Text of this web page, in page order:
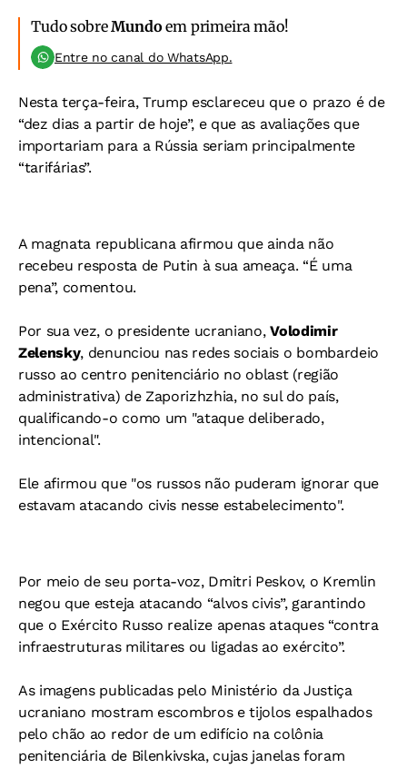
Tudo sobreMundo em primeira mão!
Entre no canal do WhatsApp.
Nesta terça-feira, Trump esclareceu que o prazo é de
“dez dias a partir de hoje”, e que as avaliações que
importariam para a Rússia seriam principalmente
“tarifárias”.
A magnata republicana afirmou que ainda não
recebeu resposta de Putin à sua ameaça. “É uma
pena”, comentou.
Por sua vez, o presidente ucraniano,Volodimir
Zelensky, denunciou nas redes sociais o bombardeio
russo ao centro penitenciário no oblast (região
administrativa) de Zaporizhzhia, no sul do país,
qualificando-o como um "ataque deliberado,
intencional".
Ele afirmou que "os russos não puderam ignorar que
estavam atacando civis nesse estabelecimento".
Por meio de seu porta-voz, Dmitri Peskov, o Kremlin
negou que esteja atacando “alvos civis”, garantindo
que o Exército Russo realize apenas ataques “contra
infraestruturas militares ou ligadas ao exército”.
As imagens publicadas pelo Ministério da Justiça
ucraniano mostram escombros e tijolos espalhados
pelo chão ao redor de um edifício na colônia
penitenciária de Bilenkivska, cujas janelas foram